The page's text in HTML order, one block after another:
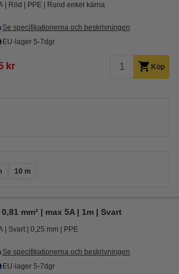
Röd PPE Rund enkel kärna
Se specifikationerna och beskrivningen
EU-lager 5-7dgr
kr Köp
10 m
mm² | max 5A | 1m | Svart
Svart 0,25 mm PPE
Se specifikationerna och beskrivningen
EU-lager 5-7dgr